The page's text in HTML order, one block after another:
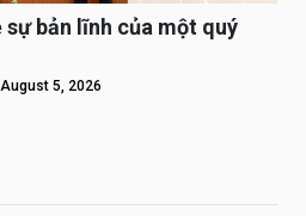
sự bản lĩnh của một quý
August 5, 2026